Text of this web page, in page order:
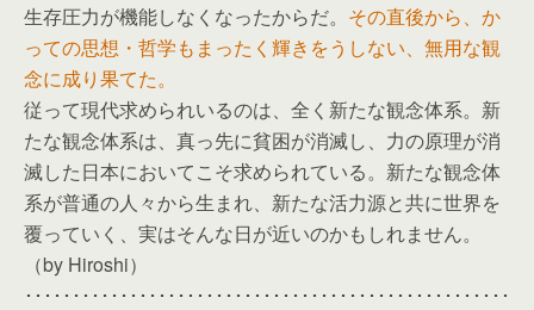
生存圧力が機能しなくなったからだ。 その直後から、か
っての思想・哲学もまったく輝きをうしない、無用な観
念に成り果てた。
従って現代求められいるのは、全く新たな観念体系。新
たな観念体系は、真っ先に貧困が消滅し、力の原理が消
滅した日本においてこそ求められている。新たな観念体
系が普通の人々から生まれ、新たな活力源と共に世界を
覆っていく、実はそんな日が近いのかもしれません。
（by Hiroshi）
･･･････････････････････････････････････････････････